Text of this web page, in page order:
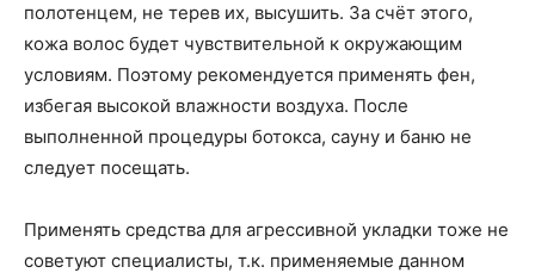
полотенцем, не терев их, высушить. За счёт этого,
кожа волос будет чувствительной к окружающим
условиям. Поэтому рекомендуется применять фен,
избегая высокой влажности воздуха. После
выполненной процедуры ботокса, сауну и баню не
следует посещать.
Применять средства для агрессивной укладки тоже не
советуют специалисты, т.к. применяемые данном